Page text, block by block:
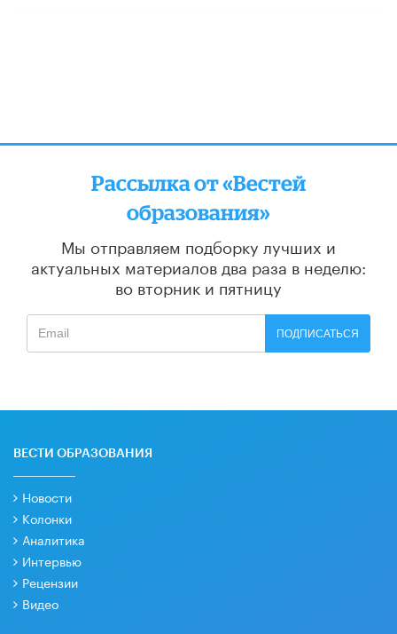
Рассылка от «Вестей
образования»
Мы отправляем подборку лучших и
актуальных материалов два раза в неделю:
во вторник и пятницу
ПОДПИСАТЬСЯ
ВЕСТИ ОБРАЗОВАНИЯ
Новости
Колонки
Аналитика
Интервью
Рецензии
Видео